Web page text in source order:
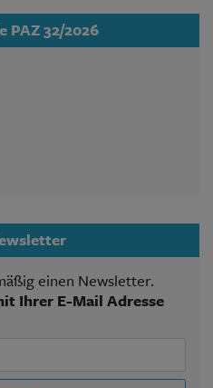
PAZ 32/2026
einen Newsletter.
Ihrer E-Mail Adresse